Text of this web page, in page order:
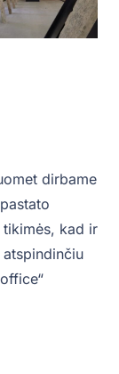
dirbame
kad ir